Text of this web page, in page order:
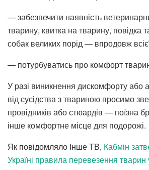
— забезпечити наявність
тварину, квитка на тварину, повідка
собак великих порід — впродовж
— потурбуватись про комфорт
У разі виникнення дискомфорту або
від сусідства з твариною просимо
провідників або стюардів — поїзна
інше комфортне місце для подорожі.
Як повідомляло Інше ТВ, Кабмін
Україні правила перевезення тварин